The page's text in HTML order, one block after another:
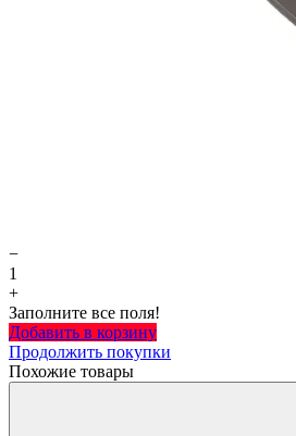
−
1
+
Заполните все поля!
Добавить в корзину
Продолжить покупки
Похожие товары